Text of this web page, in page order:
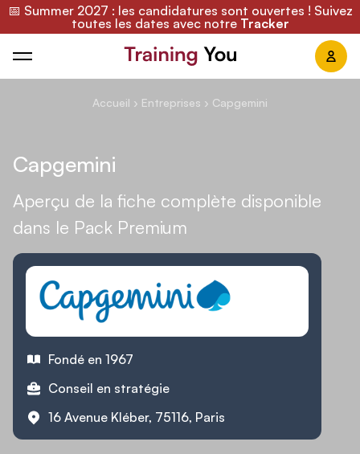
📅 Summer 2027 : les candidatures sont ouvertes ! Suivez
toutes les dates avec notre Tracker
Training You
Accueil › Entreprises › Capgemini
Capgemini
Aperçu de la fiche complète disponible
dans le Pack Premium
Fondé en 1967
Conseil en stratégie
16 Avenue Kléber, 75116, Paris